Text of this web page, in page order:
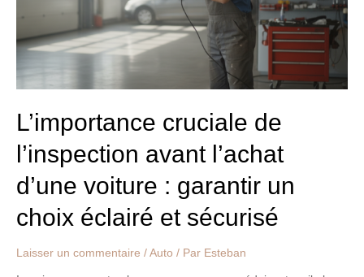
L’importance cruciale de
l’inspection avant l’achat
d’une voiture : garantir un
choix éclairé et sécurisé
Laisser un commentaire / Auto / Par Esteban
:
un
éclairé
et
sécurisé